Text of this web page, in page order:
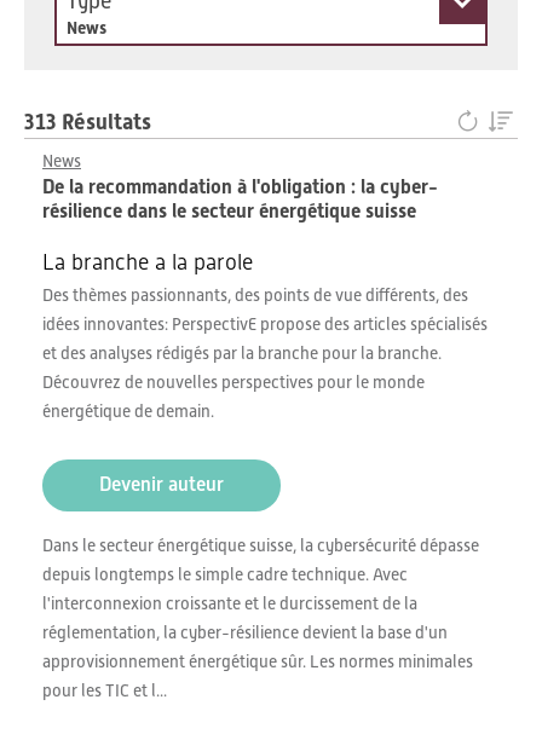
News
313 Résultats
News
De la recommandation à l'obligation : la cyber-
résilience dans le secteur énergétique suisse
La branche a la parole
Des thèmes passionnants, des points de vue différents, des
idées innovantes: PerspectivE propose des articles spécialisés
et des analyses rédigés par la branche pour la branche.
Découvrez de nouvelles perspectives pour le monde
énergétique de demain.
Devenir auteur
Dans le secteur énergétique suisse, la cybersécurité dépasse
depuis longtemps le simple cadre technique. Avec
l'interconnexion croissante et le durcissement de la
réglementation, la cyber-résilience devient la base d'un
approvisionnement énergétique sûr. Les normes minimales
pour les TIC et l...